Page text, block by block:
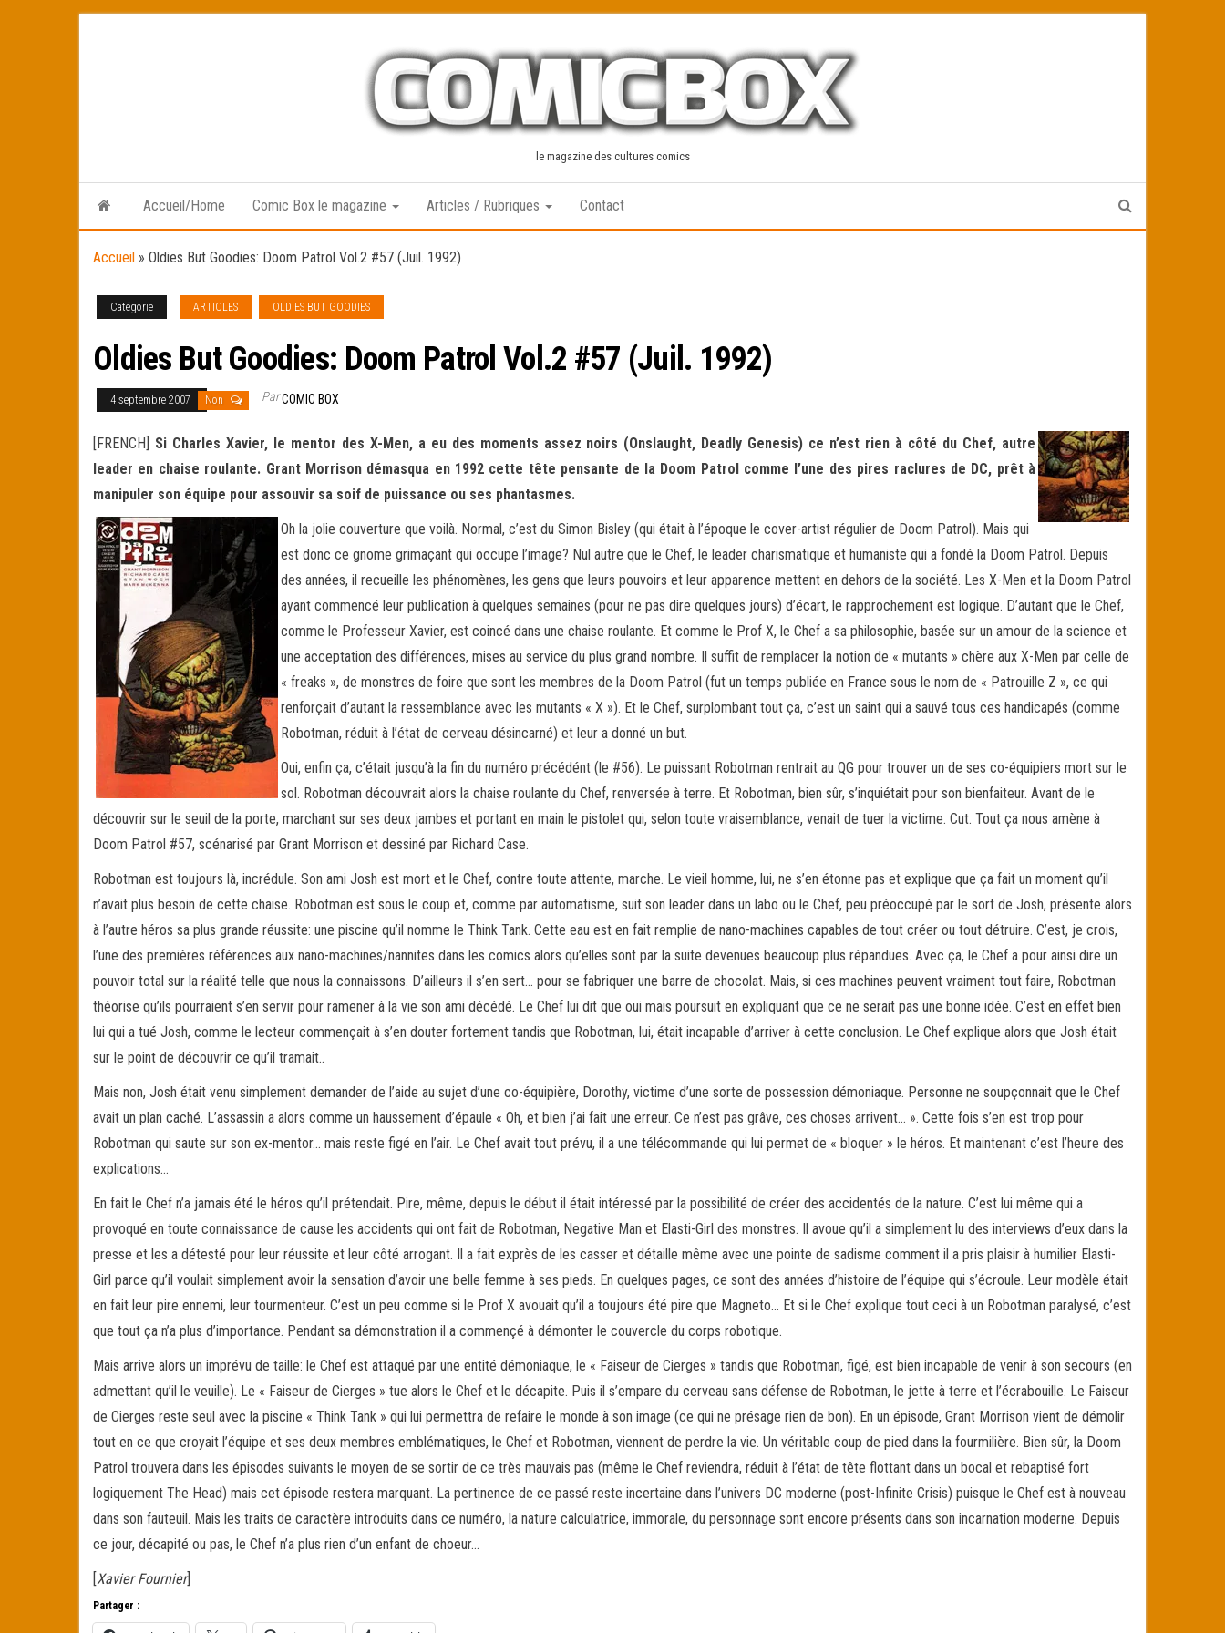
le magazine des cultures comics
Accueil/Home Comic Box le magazine Articles / Rubriques Contact
Accueil » Oldies But Goodies: Doom Patrol Vol.2 #57 (Juil. 1992)
Catégorie ARTICLES OLDIES BUT GOODIES
Oldies But Goodies: Doom Patrol Vol.2 #57 (Juil. 1992)
4 septembre 2007 Non ParCOMIC BOX
[FRENCH] Si Charles Xavier, le mentor des X-Men, a eu des moments assez noirs (Onslaught, Deadly Genesis) ce n’est rien à côté du Chef, autre
leader en chaise roulante. Grant Morrison démasqua en 1992 cette tête pensante de la Doom Patrol comme l’une des pires raclures de DC, prêt à
manipuler son équipe pour assouvir sa soif de puissance ou ses phantasmes.
Oh la jolie couverture que voilà. Normal, c’est du Simon Bisley (qui était à l’époque le cover-artist régulier de Doom Patrol). Mais qui
est donc ce gnome grimaçant qui occupe l’image? Nul autre que le Chef, le leader charismatique et humaniste qui a fondé la Doom Patrol. Depuis
des années, il recueille les phénomènes, les gens que leurs pouvoirs et leur apparence mettent en dehors de la société. Les X-Men et la Doom Patrol
ayant commencé leur publication à quelques semaines (pour ne pas dire quelques jours) d’écart, le rapprochement est logique. D’autant que le Chef,
comme le Professeur Xavier, est coincé dans une chaise roulante. Et comme le Prof X, le Chef a sa philosophie, basée sur un amour de la science et
une acceptation des différences, mises au service du plus grand nombre. Il suffit de remplacer la notion de « mutants » chère aux X-Men par celle de
« freaks », de monstres de foire que sont les membres de la Doom Patrol (fut un temps publiée en France sous le nom de « Patrouille Z », ce qui
renforçait d’autant la ressemblance avec les mutants « X »). Et le Chef, surplombant tout ça, c’est un saint qui a sauvé tous ces handicapés (comme
Robotman, réduit à l’état de cerveau désincarné) et leur a donné un but.
Oui, enfin ça, c’était jusqu’à la fin du numéro précédént (le #56). Le puissant Robotman rentrait au QG pour trouver un de ses co-équipiers mort sur le
sol. Robotman découvrait alors la chaise roulante du Chef, renversée à terre. Et Robotman, bien sûr, s’inquiétait pour son bienfaiteur. Avant de le
découvrir sur le seuil de la porte, marchant sur ses deux jambes et portant en main le pistolet qui, selon toute vraisemblance, venait de tuer la victime. Cut. Tout ça nous amène à
Doom Patrol #57, scénarisé par Grant Morrison et dessiné par Richard Case.
Robotman est toujours là, incrédule. Son ami Josh est mort et le Chef, contre toute attente, marche. Le vieil homme, lui, ne s’en étonne pas et explique que ça fait un moment qu’il
n’avait plus besoin de cette chaise. Robotman est sous le coup et, comme par automatisme, suit son leader dans un labo ou le Chef, peu préoccupé par le sort de Josh, présente alors
à l’autre héros sa plus grande réussite: une piscine qu’il nomme le Think Tank. Cette eau est en fait remplie de nano-machines capables de tout créer ou tout détruire. C’est, je crois,
l’une des premières références aux nano-machines/nannites dans les comics alors qu’elles sont par la suite devenues beaucoup plus répandues. Avec ça, le Chef a pour ainsi dire un
pouvoir total sur la réalité telle que nous la connaissons. D’ailleurs il s’en sert… pour se fabriquer une barre de chocolat. Mais, si ces machines peuvent vraiment tout faire, Robotman
théorise qu’ils pourraient s’en servir pour ramener à la vie son ami décédé. Le Chef lui dit que oui mais poursuit en expliquant que ce ne serait pas une bonne idée. C’est en effet bien
lui qui a tué Josh, comme le lecteur commençait à s’en douter fortement tandis que Robotman, lui, était incapable d’arriver à cette conclusion. Le Chef explique alors que Josh était
sur le point de découvrir ce qu’il tramait..
Mais non, Josh était venu simplement demander de l’aide au sujet d’une co-équipière, Dorothy, victime d’une sorte de possession démoniaque. Personne ne soupçonnait que le Chef
avait un plan caché. L’assassin a alors comme un haussement d’épaule « Oh, et bien j’ai fait une erreur. Ce n’est pas grâve, ces choses arrivent… ». Cette fois s’en est trop pour
Robotman qui saute sur son ex-mentor… mais reste figé en l’air. Le Chef avait tout prévu, il a une télécommande qui lui permet de « bloquer » le héros. Et maintenant c’est l’heure des
explications…
En fait le Chef n’a jamais été le héros qu’il prétendait. Pire, même, depuis le début il était intéressé par la possibilité de créer des accidentés de la nature. C’est lui même qui a
provoqué en toute connaissance de cause les accidents qui ont fait de Robotman, Negative Man et Elasti-Girl des monstres. Il avoue qu’il a simplement lu des interviews d’eux dans la
presse et les a détesté pour leur réussite et leur côté arrogant. Il a fait exprès de les casser et détaille même avec une pointe de sadisme comment il a pris plaisir à humilier Elasti-
Girl parce qu’il voulait simplement avoir la sensation d’avoir une belle femme à ses pieds. En quelques pages, ce sont des années d’histoire de l’équipe qui s’écroule. Leur modèle était
en fait leur pire ennemi, leur tourmenteur. C’est un peu comme si le Prof X avouait qu’il a toujours été pire que Magneto… Et si le Chef explique tout ceci à un Robotman paralysé, c’est
que tout ça n’a plus d’importance. Pendant sa démonstration il a commençé à démonter le couvercle du corps robotique.
Mais arrive alors un imprévu de taille: le Chef est attaqué par une entité démoniaque, le « Faiseur de Cierges » tandis que Robotman, figé, est bien incapable de venir à son secours (en
admettant qu’il le veuille). Le « Faiseur de Cierges » tue alors le Chef et le décapite. Puis il s’empare du cerveau sans défense de Robotman, le jette à terre et l’écrabouille. Le Faiseur
de Cierges reste seul avec la piscine « Think Tank » qui lui permettra de refaire le monde à son image (ce qui ne présage rien de bon). En un épisode, Grant Morrison vient de démolir
tout en ce que croyait l’équipe et ses deux membres emblématiques, le Chef et Robotman, viennent de perdre la vie. Un véritable coup de pied dans la fourmilière. Bien sûr, la Doom
Patrol trouvera dans les épisodes suivants le moyen de se sortir de ce très mauvais pas (même le Chef reviendra, réduit à l’état de tête flottant dans un bocal et rebaptisé fort
logiquement The Head) mais cet épisode restera marquant. La pertinence de ce passé reste incertaine dans l’univers DC moderne (post-Infinite Crisis) puisque le Chef est à nouveau
dans son fauteuil. Mais les traits de caractère introduits dans ce numéro, la nature calculatrice, immorale, du personnage sont encore présents dans son incarnation moderne. Depuis
ce jour, décapité ou pas, le Chef n’a plus rien d’un enfant de choeur…
[Xavier Fournier]
Partager :